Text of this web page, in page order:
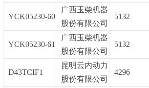
YCK05230-60
广西玉柴机器
股份有限公司
5132
YCK05230-61
广西玉柴机器
股份有限公司
5132
D43TCIF1
昆明云内动力
股份有限公司
4296